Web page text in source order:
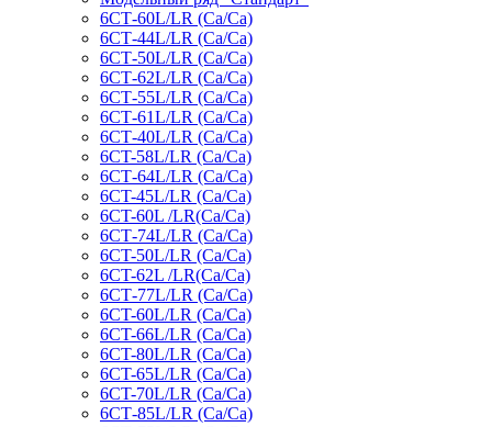
6СТ-60L/LR (Ca/Ca)
6СТ-44L/LR (Са/Са)
6СТ-50L/LR (Ca/Ca)
6СТ-62L/LR (Ca/Ca)
6СТ-55L/LR (Ca/Ca)
6СТ-61L/LR (Ca/Ca)
6СТ-40L/LR (Ca/Ca)
6CT-58L/LR (Ca/Ca)
6СТ-64L/LR (Ca/Ca)
6CT-45L/LR (Ca/Ca)
6CT-60L /LR(Ca/Ca)
6СТ-74L/LR (Са/Са)
6CT-50L/LR (Ca/Ca)
6CT-62L /LR(Ca/Ca)
6СТ-77L/LR (Ca/Ca)
6CT-60L/LR (Ca/Ca)
6CT-66L/LR (Ca/Ca)
6CT-80L/LR (Са/Са)
6CT-65L/LR (Ca/Ca)
6CT-70L/LR (Са/Са)
6СТ-85L/LR (Са/Са)